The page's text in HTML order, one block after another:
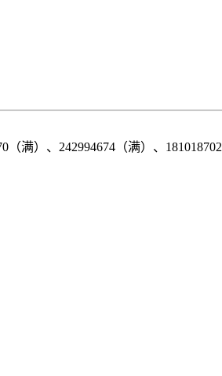
（满）、242994674（满）、181018702